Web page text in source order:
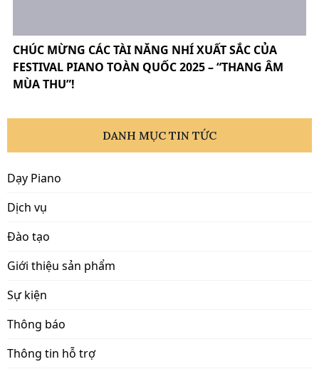
CHÚC MỪNG CÁC TÀI NĂNG NHÍ XUẤT SẮC CỦA
FESTIVAL PIANO TOÀN QUỐC 2025 – “THANG ÂM
MÙA THU”!
DANH MỤC TIN TỨC
Dạy Piano
Dịch vụ
Đào tạo
Giới thiệu sản phẩm
Sự kiện
Thông báo
Thông tin hỗ trợ